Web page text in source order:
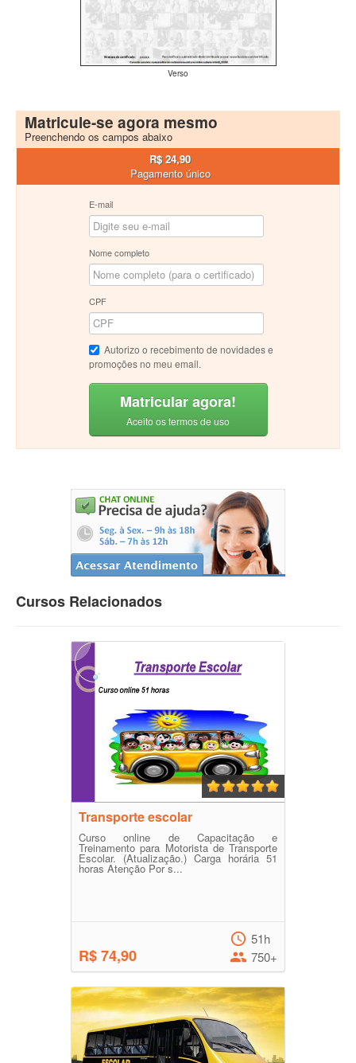
Verso
Matricule-se agora mesmo
Preenchendo os campos abaixo
R$ 24,90
Pagamento único
E-mail
Nome completo
CPF
Autorizo o recebimento de novidades e
promoções no meu email.
Matricular agora!
Aceito os termos de uso
Cursos Relacionados
Transporte escolar
Curso online de Capacitação e
Treinamento para Motorista de Transporte
Escolar. (Atualização.) Carga horária 51
horas Atenção Por s...
R$ 74,90
51h
750+